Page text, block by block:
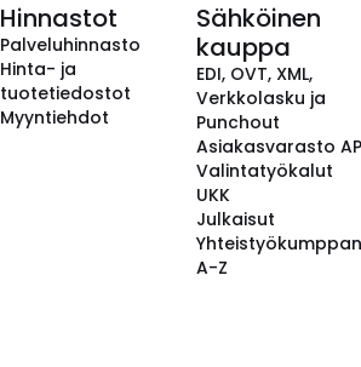
Hinnastot
Palveluhinnasto
Hinta- ja
tuotetiedostot
Myyntiehdot
Sähköinen
kauppa
EDI, OVT, XML,
Verkkolasku ja
Punchout
Asiakasvarasto
Valintatyökalut
UKK
Julkaisut
A-Z